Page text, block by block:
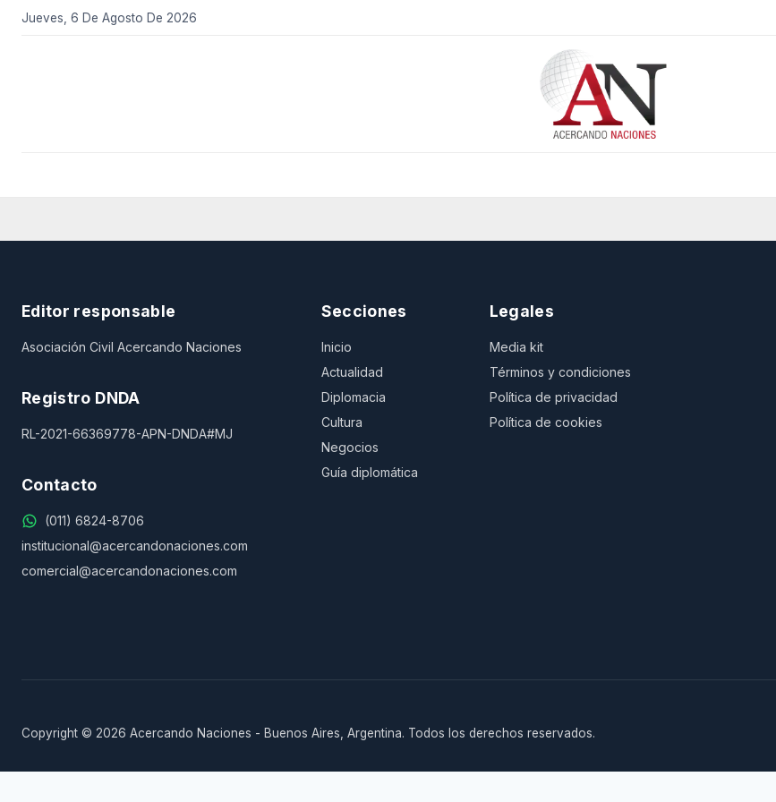
Jueves, 6 De Agosto De 2026
Editor responsable
Asociación Civil Acercando Naciones
Registro DNDA
RL-2021-66369778-APN-DNDA#MJ
Contacto
(011) 6824-8706
institucional@acercandonaciones.com
comercial@acercandonaciones.com
Secciones
Inicio
Actualidad
Diplomacia
Cultura
Negocios
Guía diplomática
Legales
Media kit
Términos y condiciones
Política de privacidad
Política de cookies
Copyright © 2026 Acercando Naciones - Buenos Aires, Argentina. Todos los derechos reservados.